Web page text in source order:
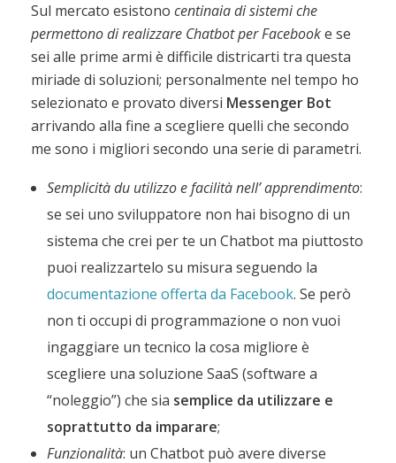
Sul mercato esistono centinaia di sistemi che
permettono di realizzare Chatbot per Facebooke se
sei alle prime armi è difficile districarti tra questa
miriade di soluzioni; personalmente nel tempo ho
selezionato e provato diversi Messenger Bot
arrivando alla fine a scegliere quelli che secondo
me sono i migliori secondo una serie di parametri.
Semplicità du utilizzo e facilità nell’ apprendimento:
se sei uno sviluppatore non hai bisogno di un
sistema che crei per te un Chatbot ma piuttosto
puoi realizzartelo su misura seguendo la
documentazione offerta da Facebook. Se però
non ti occupi di programmazione o non vuoi
ingaggiare un tecnico la cosa migliore è
scegliere una soluzione SaaS (software a
“noleggio”) che sia semplice da utilizzare e
soprattutto da imparare;
Funzionalità: un Chatbot può avere diverse